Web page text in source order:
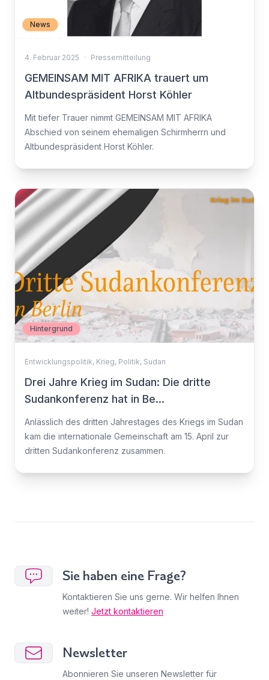
News
4. Februar 2025 · Pressemitteilung
GEMEINSAM MIT AFRIKA trauert um
Altbundespräsident Horst Köhler
Mit tiefer Trauer nimmt GEMEINSAM MIT AFRIKA
Abschied von seinem ehemaligen Schirmherrn und
Altbundespräsident Horst Köhler.
Hintergrund
Entwicklungspolitik, Krieg, Politik, Sudan
Drei Jahre Krieg im Sudan: Die dritte
Sudankonferenz hat in Be...
Anlässlich des dritten Jahrestages des Kriegs im Sudan
kam die internationale Gemeinschaft am 15. April zur
dritten Sudankonferenz zusammen.
Sie haben eine Frage?
Kontaktieren Sie uns gerne. Wir helfen Ihnen
weiter! Jetzt kontaktieren
Newsletter
Abonnieren Sie unseren Newsletter für